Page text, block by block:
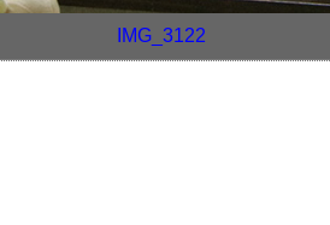
IMG_3122